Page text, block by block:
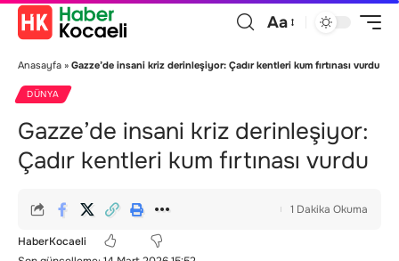
Aa
Anasayfa » Gazze’de insani kriz derinleşiyor: Çadır kentleri kum fırtınası vurdu
DÜNYA
Gazze’de insani kriz derinleşiyor:
Çadır kentleri kum fırtınası vurdu
HaberKocaeli
1 Dakika Okuma